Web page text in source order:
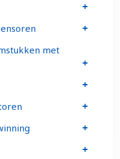
met